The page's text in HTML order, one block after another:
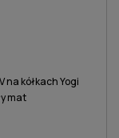
na kółkach Yogi
mat